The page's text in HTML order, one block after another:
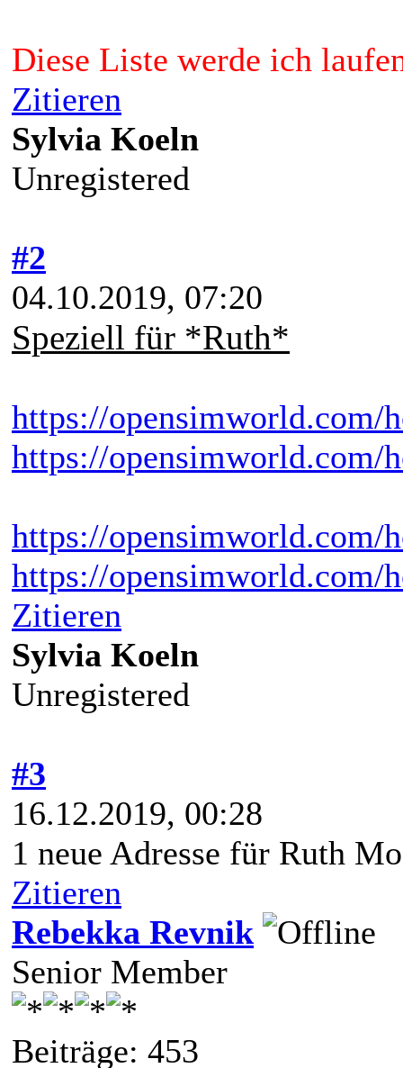
Diese Liste werde ich
Zitieren
Sylvia Koeln
Unregistered
#2
04.10.2019, 07:20
Speziell für *Ruth*
https://opensimworld.com/
https://opensimworld.com/
https://opensimworld.com/
https://opensimworld.com/
Zitieren
Sylvia Koeln
Unregistered
#3
16.12.2019, 00:28
1 neue Adresse für Ruth
Zitieren
Rebekka Revnik
Senior Member
Beiträge: 453